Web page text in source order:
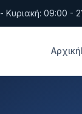
Κυριακή: 09:00 -
Αρχική